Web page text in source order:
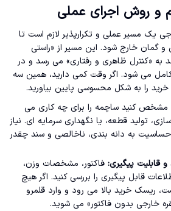
و روش اجرای عملی
یک مسیر عملی و تکرارپذیر لازم است تا
خارج شود. این مسیر از «راستی
به «کنترل ظاهری و رفتاری» می رسد و در
می شود. اگر وقت کمی دارید، همین سه
خرید را به شکل محسوسی پایین بیاورید.
مشخص کنید ساچمه را برای چه کاری می
تولید قطعه، یا نگهداری سرمایه ای. نیاز
به دانه بندی، ناخالصی و سند چقدر
قابلیت پیگیری: فاکتور، مشخصات وزن،
قابل پیگیری را بررسی کنید. اگر هیچ
ریسک خرید بالا می رود و وارد قلمرو
خارجی بدون فاکتور» می شوید.